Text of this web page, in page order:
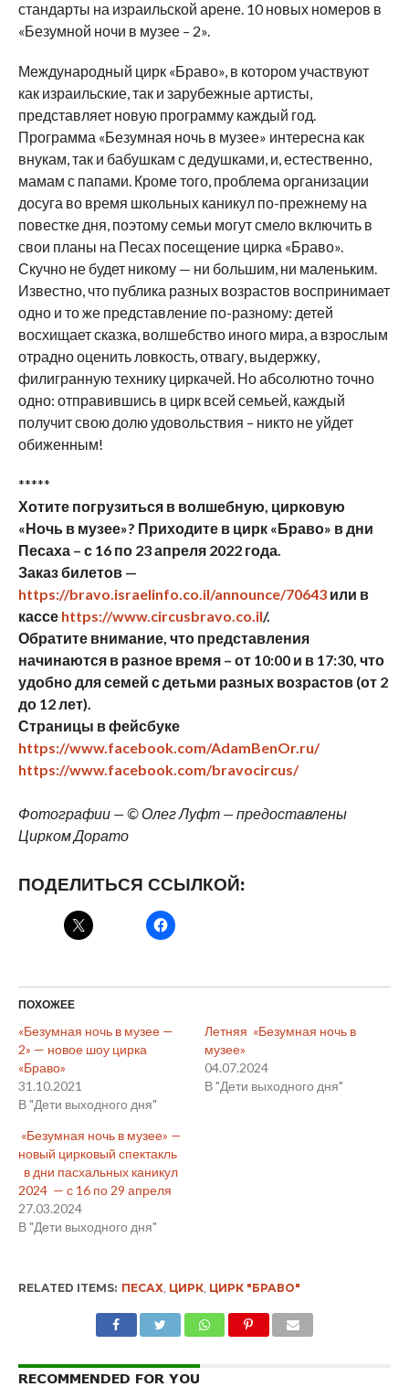
стандарты на израильской арене. 10 новых номеров в
«Безумной ночи в музее – 2».
Международный цирк «Браво», в котором участвуют
как израильские, так и зарубежные артисты,
представляет новую программу каждый год.
Программа «Безумная ночь в музее» интересна как
внукам, так и бабушкам с дедушками, и, естественно,
мамам с папами. Кроме того, проблема организации
досуга во время школьных каникул по-прежнему на
повестке дня, поэтому семьи могут смело включить в
свои планы на Песах посещение цирка «Браво».
Скучно не будет никому — ни большим, ни маленьким.
Известно, что публика разных возрастов воспринимает
одно и то же представление по-разному: детей
восхищает сказка, волшебство иного мира, а взрослым
отрадно оценить ловкость, отвагу, выдержку,
филигранную технику циркачей. Но абсолютно точно
одно: отправившись в цирк всей семьей, каждый
получит свою долю удовольствия – никто не уйдет
обиженным!
*****
Хотите погрузиться в волшебную, цирковую
«Ночь в музее»? Приходите в цирк «Браво» в дни
Песаха – с 16 по 23 апреля 2022 года.
Заказ билетов —
https://bravo.israelinfo.co.il/announce/70643 или в
кассе https://www.circusbravo.co.il/.
Обратите внимание, что представления
начинаются в разное время – от 10:00 и в 17:30, что
удобно для семей с детьми разных возрастов (от 2
до 12 лет).
Страницы в фейсбуке
https://www.facebook.com/AdamBenOr.ru/
https://www.facebook.com/bravocircus/
Фотографии — © Олег Луфт — предоставлены
Цирком Дорато
ПОДЕЛИТЬСЯ ССЫЛКОЙ:
ПОХОЖЕЕ
«Безумная ночь в музее —
2» — новое шоу цирка
«Браво»
31.10.2021
В "Дети выходного дня"
Летняя «Безумная ночь в
музее»
04.07.2024
В "Дети выходного дня"
«Безумная ночь в музее» —
новый цирковый спектакль
в дни пасхальных каникул
2024 — с 16 по 29 апреля
27.03.2024
В "Дети выходного дня"
RELATED ITEMS: ПЕСАХ, ЦИРК, ЦИРК "БРАВО"
RECOMMENDED FOR YOU